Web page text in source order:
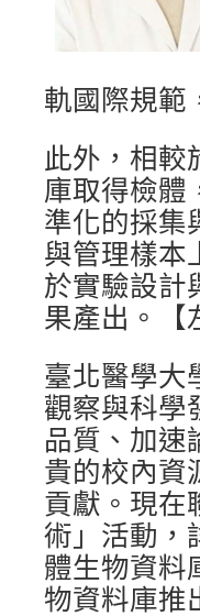
軌國際規範
此外，相較
庫取得檢體
準化的採集
與管理樣本
於實驗設計
果產出。【
臺北醫學大
觀察與科學
品質、加速
貴的校內資
貢獻。現在
術」活動，
體生物資料
物資料庫推